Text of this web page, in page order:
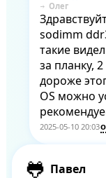
Олег
sodimm
такие
за планку,
дороже
OS можно
2025-05-10 20:03
Павел